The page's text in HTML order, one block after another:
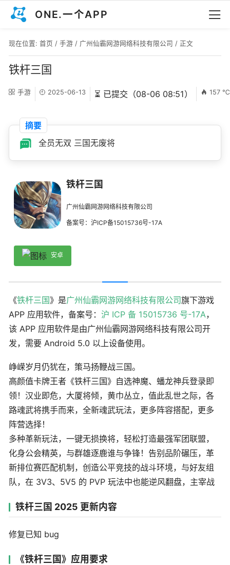
ONE.一个APP
现在位置: 首页 / 手游 / 广州仙霸网游网络科技有限公司 / 正文
铁杆三国
手游 2025-06-13 ⏳ 已提交（08-06 08:51） 157 ℃
摘要
全员无双 三国无废将
铁杆三国
广州仙霸网游网络科技有限公司
备案号：沪ICP备15015736号-17A
安卓
《铁杆三国》是广州仙霸网游网络科技有限公司旗下游戏
APP 应用软件，备案号： 沪 ICP 备 15015736 号-17A，
该 APP 应用软件是由广州仙霸网游网络科技有限公司开
发，需要 Android 5.0 以上设备使用。
峥嵘岁月仍犹在，策马扬鞭战三国。
高颜值卡牌王者《铁杆三国》自选神魔、蟠龙神兵登录即
领！汉业即危，大厦将倾，黄巾丛立，值此乱世之际，各
路魂武将携手而来，全新魂武玩法，更多阵容搭配，更多
阵营选择！
多种革新玩法，一键无损换将，轻松打造最强军团联盟，
化身公会精英，与群雄逐鹿谁与争锋！告别品阶碾压，革
新排位赛匹配机制，创造公平竞技的战斗环境，与好友组
队，在 3V3、5V5 的 PVP 玩法中也能逆风翻盘，主宰战
铁杆三国 2025 更新内容
修复已知 bug
《铁杆三国》应用要求